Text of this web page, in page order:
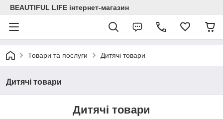
BEAUTIFUL LIFE інтернет-магазин
Товари та послуги Дитячі товари
Дитячі товари
Дитячі товари